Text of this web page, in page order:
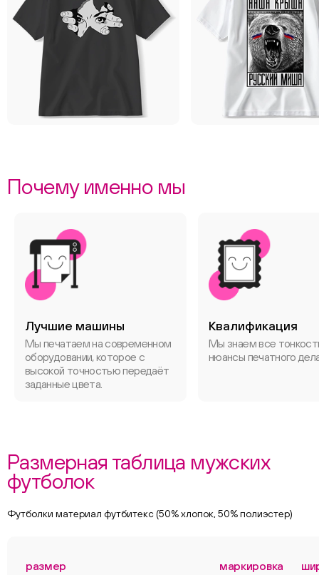
Почему именно мы
Лучшие машины
Мы печатаем на современном
оборудовании, которое с
высокой точностью передаёт
заданные цвета.
Квалификация
Мы знаем все
нюансы печатного
Размерная таблица мужских
футболок
Футболки материал футбитекс (50% хлопок, 50% полиэстер)
размер маркировка